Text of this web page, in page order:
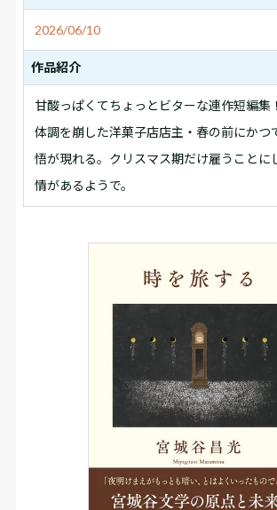
2026/06/10
作品紹介
甘酸っぱくてちょっとビターな連作短編集！
体調を崩した洋菓子店店主・春の前にかつ
悟が現れる。クリスマス期だけ雇うことに
情があるようで。